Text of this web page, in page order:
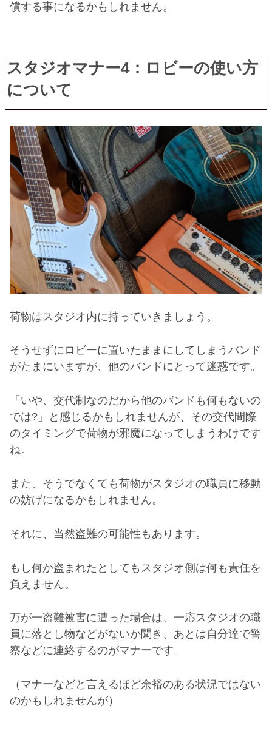
償する事になるかもしれません。
スタジオマナー4：ロビーの使い方
について
荷物はスタジオ内に持っていきましょう。
そうせずにロビーに置いたままにしてしまうバンド
がたまにいますが、他のバンドにとって迷惑です。
「いや、交代制なのだから他のバンドも何もないの
では? 」と感じるかもしれませんが、その交代間際
のタイミングで荷物が邪魔になってしまうわけです
ね。
また、そうでなくても荷物がスタジオの職員に移動
の妨げになるかもしれません。
それに、当然盗難の可能性もあります。
もし何か盗まれたとしてもスタジオ側は何も責任を
負えません。
万が一盗難被害に遭った場合は、一応スタジオの職
員に落とし物などがないか聞き、あとは自分達で警
察などに連絡するのがマナーです。
（マナーなどと言えるほど余裕のある状況ではない
のかもしれませんが）